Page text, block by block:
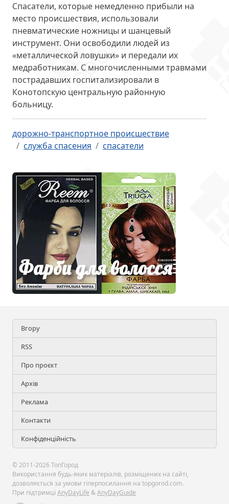
Спасатели, которые немедленно прибыли на
место происшествия, использовали
пневматические ножницы и шанцевый
инструмент. Они освободили людей из
«металлической ловушки» и передали их
медработникам. С многочисленными травмами
пострадавших госпитализировали в
Конотопскую центральную районную
больницу.
дорожно-транспортное происшествие
служба спасения
спасатели
Вгору
RSS
Про проєкт
Архів
Реклама
Контакти
Конфіденційність
© 2011-2026 ТопГород
Використання будь-яких матеріалів, розміщених на сайті,
дозволяється за умови гіперпосилання на topgorod.com.
При підтримці AnyDayLife &AnyDayGuide